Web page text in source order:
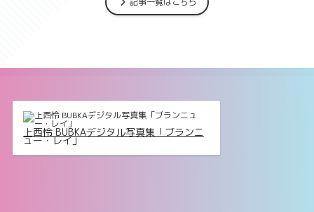
上西怜 BUBKAデジタル写真集「ブランニ
ュー・レイ」